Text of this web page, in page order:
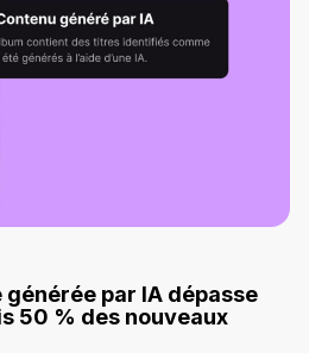
générée par IA dépasse
50 % des nouveaux